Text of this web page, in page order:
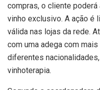
compras, o cliente
vinho exclusivo. A ação é
válida nas lojas da rede.
com uma adega com
diferentes
vinhoterapia.